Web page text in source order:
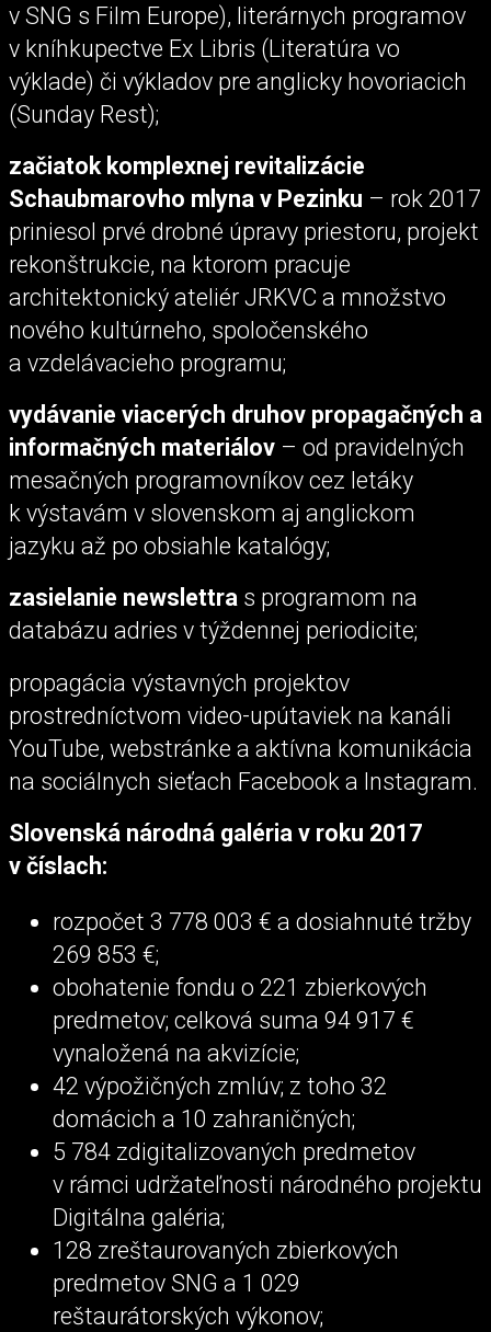
v SNG s Film Europe), literárnych programov
v kníhkupectve Ex Libris (Literatúra vo
výklade) či výkladov pre anglicky hovoriacich
(Sunday Rest);
začiatok komplexnej revitalizácie
Schaubmarovho mlyna v Pezinku – rok 2017
priniesol prvé drobné úpravy priestoru, projekt
rekonštrukcie, na ktorom pracuje
architektonický ateliér JRKVC a množstvo
nového kultúrneho, spoločenského
a vzdelávacieho programu;
vydávanie viacerých druhov propagačných a
informačných materiálov – od pravidelných
mesačných programovníkov cez letáky
k výstavám v slovenskom aj anglickom
jazyku až po obsiahle katalógy;
zasielanie newslettra s programom na
databázu adries v týždennej periodicite;
propagácia výstavných projektov
prostredníctvom video-upútaviek na kanáli
YouTube, webstránke a aktívna komunikácia
na sociálnych sieťach Facebook a Instagram.
Slovenská národná galéria v roku 2017
v číslach:
rozpočet 3 778 003 € a dosiahnuté tržby
269 853 €;
obohatenie fondu o 221 zbierkových
predmetov; celková suma 94 917 €
vynaložená na akvizície;
42 výpožičných zmlúv; z toho 32
domácich a 10 zahraničných;
5 784 zdigitalizovaných predmetov
v rámci udržateľnosti národného projektu
Digitálna galéria;
128 zreštaurovaných zbierkových
predmetov SNG a 1 029
reštaurátorských výkonov;